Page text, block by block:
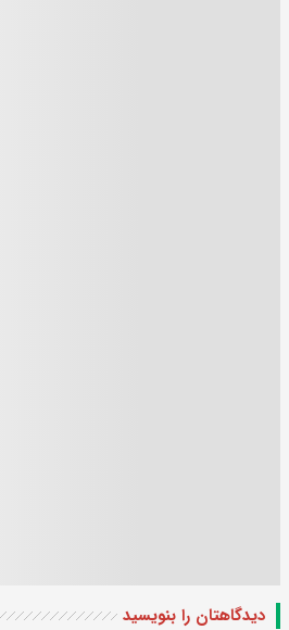
دیدگاهتان را بنویسید